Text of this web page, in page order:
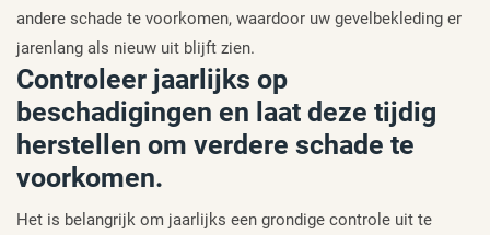
andere schade te voorkomen, waardoor uw gevelbekleding er
jarenlang als nieuw uit blijft zien.
Controleer jaarlijks op
beschadigingen en laat deze tijdig
herstellen om verdere schade te
voorkomen.
Het is belangrijk om jaarlijks een grondige controle uit te